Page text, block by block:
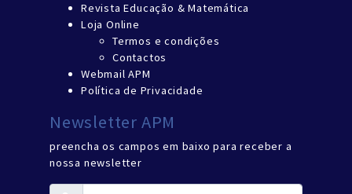
Revista Educação & Matemática
Loja Online
Termos e condições
Contactos
Webmail APM
Política de Privacidade
Newsletter APM
preencha os campos em baixo para receber a
nossa newsletter